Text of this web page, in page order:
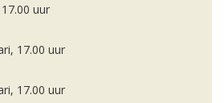
uur
17.00 uur
17.00 uur